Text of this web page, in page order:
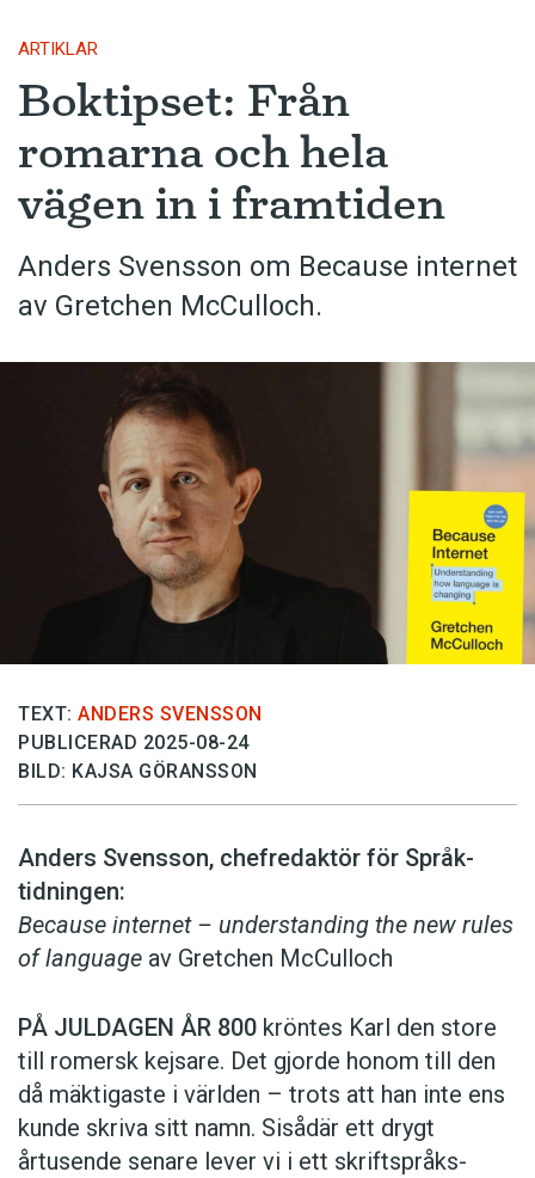
ARTIKLAR
Boktipset: Från
romarna och hela
vägen in i framtiden
Anders Svensson om Because internet
av Gretchen McCulloch.
TEXT: ANDERS SVENSSON
PUBLICERAD 2025-08-24
BILD: KAJSA GÖRANSSON
Anders Svensson, chefredaktör för ­Språk­
tidningen:
Because internet – understanding the new rules
of language av Gretchen McCulloch
PÅ JULDAGEN ÅR 800 kröntes Karl den store
till romersk kejsare. Det gjorde honom till den
då mäkti­gaste i världen – trots att han inte ens
kunde skriva sitt namn. Siså­där ett drygt
årtusende senare lever vi i ett skrift­språks­